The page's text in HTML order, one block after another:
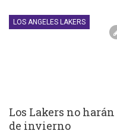
LOS ANGELES LAKERS
Los Lakers no
de invierno